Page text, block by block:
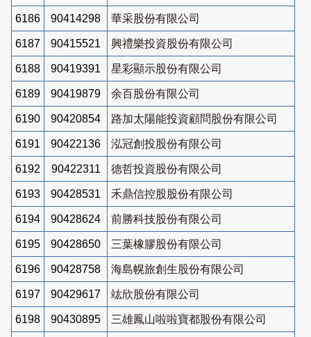
6186 90414298 華采股份有限公司
6187 90415521 興禮樂投資股份有限公司
6188 90419391 星彩顯示股份有限公司
6189 90419879 余百股份有限公司
6190 90420854 路加太陽能投資顧問股份有限公司
6191 90422136 泓冠創投股份有限公司
6192 90422311 德哲投資股份有限公司
6193 90428531 禾鼎信控股股份有限公司
6194 90428624 前勝科技股份有限公司
6195 90428650 三葉橡膠股份有限公司
6196 90428758 海島幌旅創生股份有限公司
6197 90429617 竑欣股份有限公司
6198 90430895 三雄鳳山啦啦寶都股份有限公司